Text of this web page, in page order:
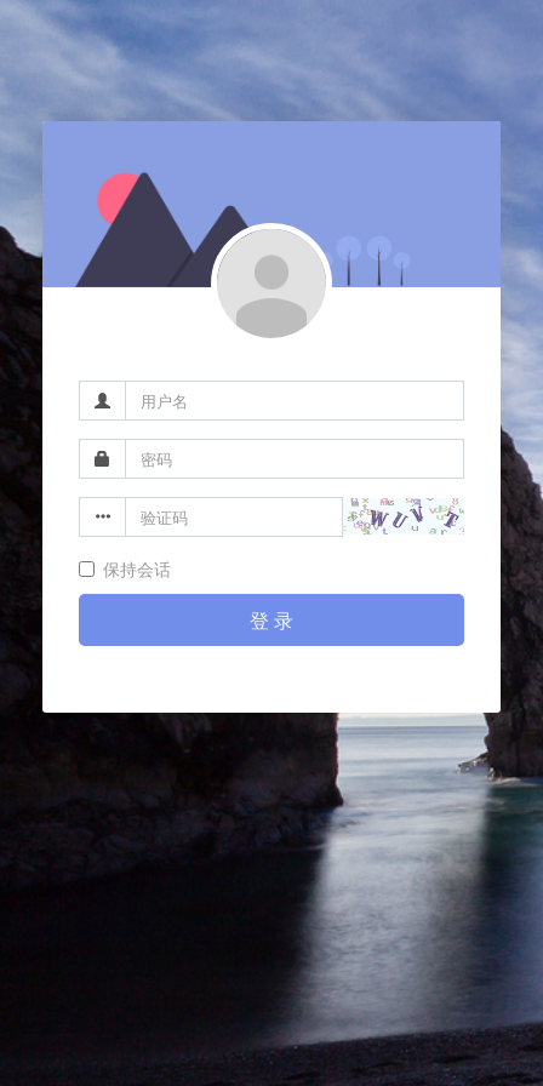
保持会话
登 录